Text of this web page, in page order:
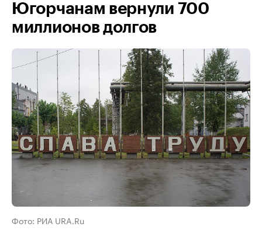
Югорчанам вернули 700
миллионов долгов
Фото: РИА URA.Ru